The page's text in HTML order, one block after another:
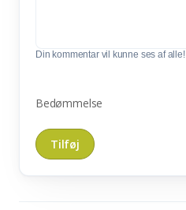
Din kommentar vil kunne ses af alle!
Bedømmelse